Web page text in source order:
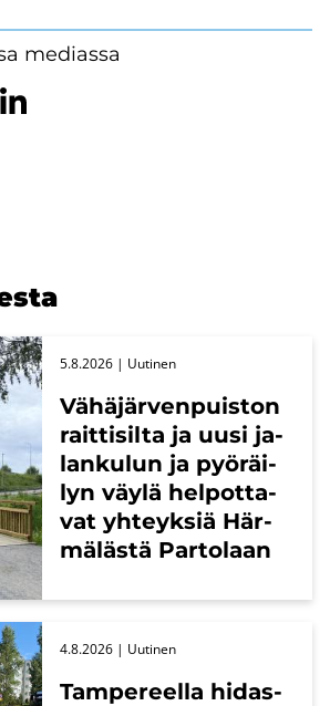
mediassa
Vä­hä­jär­ven­puis­ton
rait­ti­sil­ta ja uusi ja­
lan­ku­lun ja pyö­räi­
lyn väylä hel­pot­ta­
vat yh­teyk­siä Här­
mä­läs­tä Par­to­laan
5.8.2026 | Uu­ti­nen
Tam­pe­reel­la hi­das­
4.8.2026 | Uu­ti­nen